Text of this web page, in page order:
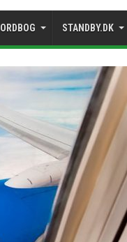
ORDBOG STANDBY.DK